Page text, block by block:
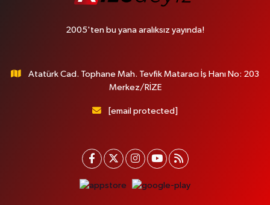
2005'ten bu yana aralıksız yayında!
Atatürk Cad. Tophane Mah. Tevfik Mataracı İş Hanı No: 203
Merkez/RİZE
[email protected]